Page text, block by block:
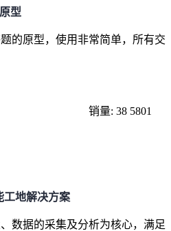
型
的原型，使用非常简单，所有交
销量: 38 5801
工地解决方案
数据的采集及分析为核心，满足